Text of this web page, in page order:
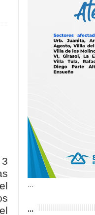
violencias
por la
sin
...